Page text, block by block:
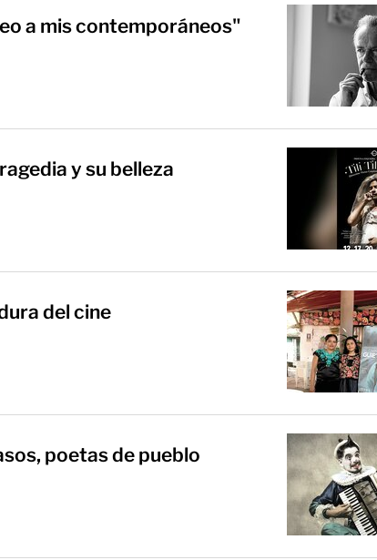
a mis contemporáneos"
y su belleza
del cine
poetas de pueblo